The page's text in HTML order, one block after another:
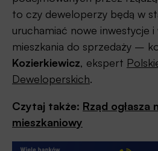
to czy deweloperzy będą w
uruchamiać nowe inwestycje
mieszkania do sprzedaży –
Kozierkiewicz, ekspert
Deweloperskich.
Czytaj także: Rząd ogłasza
mieszkaniowy